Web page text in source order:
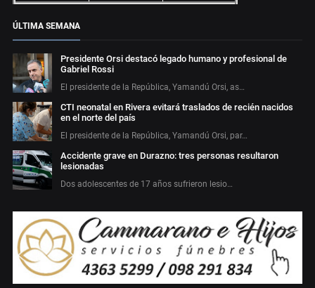
ÚLTIMA SEMANA
Presidente Orsi destacó legado humano y profesional de
Gabriel Rossi
El presidente de la República, Yamandú Orsi, as…
CTI neonatal en Rivera evitará traslados de recién nacidos
en el norte del país
El presidente de la República, Yamandú Orsi, par…
Accidente grave en Durazno: tres personas resultaron
lesionadas
Dos adolescentes de 17 años sufrieron lesio…